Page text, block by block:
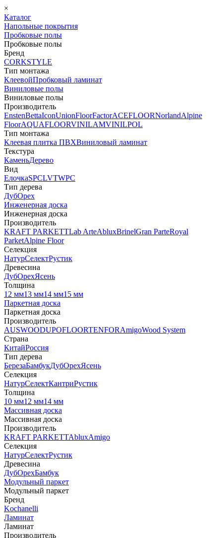
×
Каталог
Напольные покрытия
Пробковые полы
Пробковые полы
Бренд
CORKSTYLE
Тип монтажа
КлеевойПробковый ламинат
Виниловые полы
Виниловые полы
Производитель
EnstenBettaIconUnionFloorFactorACEFLOORNorlandAlpine
FloorAQUAFLOORVINILAMVINILPOL
Тип монтажа
Клеевая плитка ПВХВиниловый ламинат
Текстура
КаменьДерево
Вид
ЕлочкаSPCLVTWPC
Тип дерева
ДубОрех
Инженерная доска
Инженерная доска
Производитель
KRAFT PARKETTLab ArteAbluxBrinelGran ParteRoyal
ParketAlpine Floor
Селекция
НатурСелектРустик
Древесина
ДубОрехЯсень
Толщина
12 мм13 мм14 мм15 мм
Паркетная доска
Паркетная доска
Производитель
AUSWOODUPOFLOORTENFORAmigoWood System
Страна
КитайРоссия
Тип дерева
БерезаБамбукДубОрехЯсень
Селекция
НатурСелектКантриРустик
Толщина
10 мм12 мм14 мм
Массивная доска
Массивная доска
Производитель
KRAFT PARKETTAbluxAmigo
Селекция
НатурСелектРустик
Древесина
ДубОрехБамбук
Модульный паркет
Модульный паркет
Бренд
Kochanelli
Ламинат
Ламинат
Производитель